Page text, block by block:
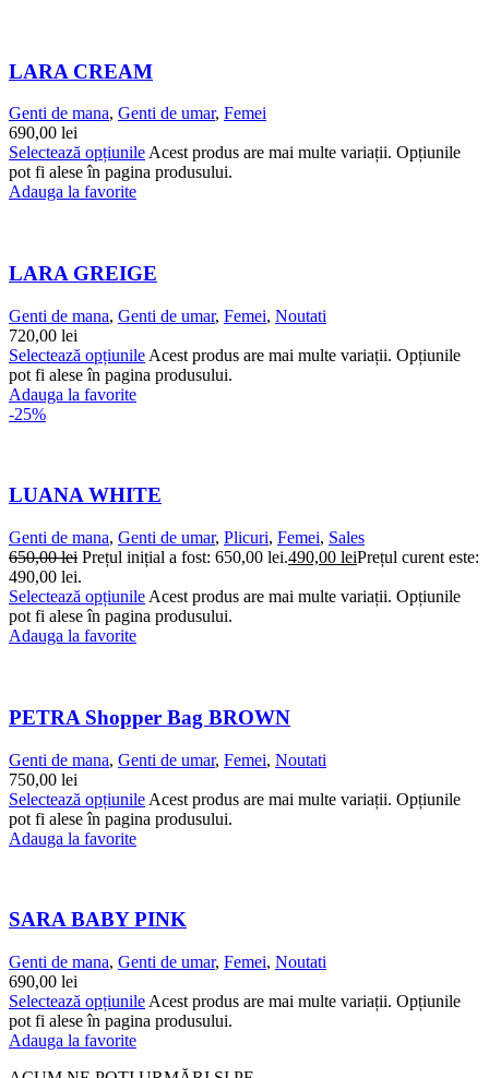
LARA CREAM
Genti de mana, Genti de umar, Femei
690,00 lei
Selectează opțiunile Acest produs are mai multe variații. Opțiunile
pot fi alese în pagina produsului.
Adauga la favorite
LARA GREIGE
Genti de mana, Genti de umar, Femei, Noutati
720,00 lei
Selectează opțiunile Acest produs are mai multe variații. Opțiunile
pot fi alese în pagina produsului.
Adauga la favorite
-25%
LUANA WHITE
Genti de mana, Genti de umar, Plicuri, Femei, Sales
650,00lei Prețul inițial a fost: 650,00 lei.490,00 leiPrețul curent este:
490,00 lei.
Selectează opțiunile Acest produs are mai multe variații. Opțiunile
pot fi alese în pagina produsului.
Adauga la favorite
PETRA Shopper Bag BROWN
Genti de mana, Genti de umar, Femei, Noutati
750,00 lei
Selectează opțiunile Acest produs are mai multe variații. Opțiunile
pot fi alese în pagina produsului.
Adauga la favorite
SARA BABY PINK
Genti de mana, Genti de umar, Femei, Noutati
690,00 lei
Selectează opțiunile Acest produs are mai multe variații. Opțiunile
pot fi alese în pagina produsului.
Adauga la favorite